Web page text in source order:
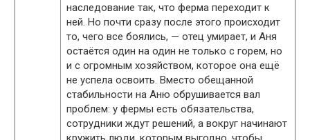
наследование так, что ферма переходит к
ней. Но почти сразу после этого происходит
то, чего все боялись, — отец умирает, и Аня
остаётся один на один не только с горем, но
и с огромным хозяйством, которое она ещё
не успела освоить. Вместо обещанной
стабильности на Аню обрушивается вал
проблем: у фермы есть обязательства,
сотрудники ждут решений, а вокруг начинают